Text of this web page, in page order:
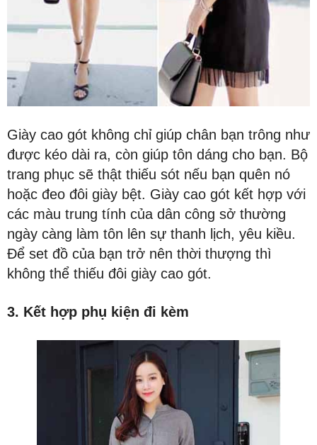
Giày cao gót không chỉ giúp chân bạn trông như
được kéo dài ra, còn giúp tôn dáng cho bạn. Bộ
trang phục sẽ thật thiếu sót nếu bạn quên nó
hoặc đeo đôi giày bệt. Giày cao gót kết hợp với
các màu trung tính của dân công sở thường
ngày càng làm tôn lên sự thanh lịch, yêu kiều.
Để set đồ của bạn trở nên thời thượng thì
không thể thiếu đôi giày cao gót.
3. Kết hợp phụ kiện đi kèm